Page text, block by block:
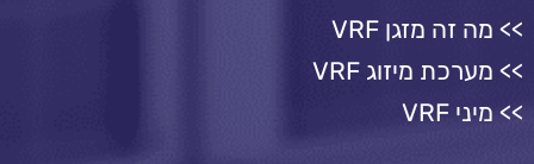
מה זה מזגן VRF
מערכת מיזוג VRF
מיני VRF